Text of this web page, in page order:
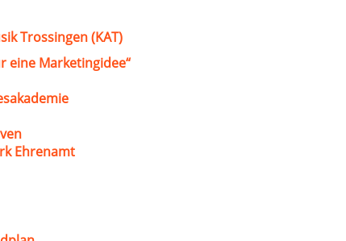
Trossingen (KAT)
eine Marketingidee“
Ehrenamt